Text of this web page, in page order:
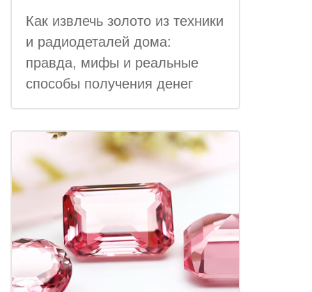
Как извлечь золото из техники
и радиодеталей дома:
правда, мифы и реальные
способы получения денег